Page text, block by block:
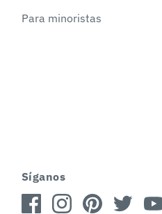
Para minoristas
Síganos